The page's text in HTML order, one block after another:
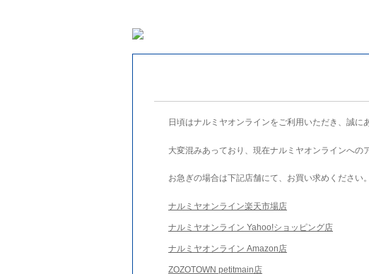
日頃はナルミヤオンラインをご利用いただき、誠に
大変混みあっており、現在ナルミヤオンラインへの
お急ぎの場合は下記店舗にて、お買い求めください。
ナルミヤオンライン楽天市場店
ナルミヤオンライン Yahoo!ショッピング店
ナルミヤオンライン Amazon店
ZOZOTOWN petitmain店